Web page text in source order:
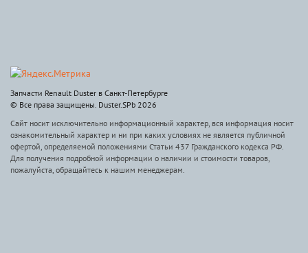
Запчасти Renault Duster в Санкт-Петербурге
© Все права защищены. Duster.SPb 2026
Сайт носит исключительно информационный характер, вся информация носит
ознакомительный характер и ни при каких условиях не является публичной
офертой, определяемой положениями Статьи 437 Гражданского кодекса РФ.
Для получения подробной информации о наличии и стоимости товаров,
пожалуйста, обращайтесь к нашим менеджерам.